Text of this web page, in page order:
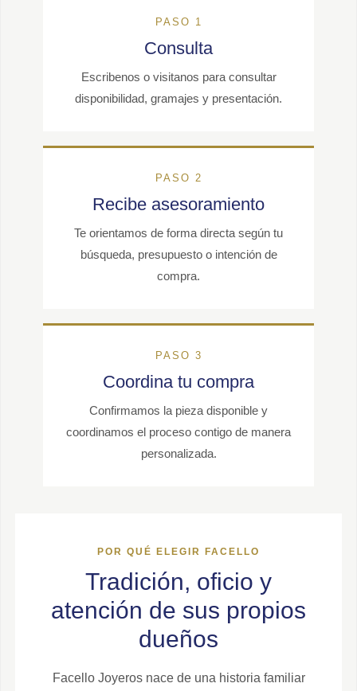
PASO 1
Consulta
Escribenos o visitanos para consultar
disponibilidad, gramajes y presentación.
PASO 2
Recibe asesoramiento
Te orientamos de forma directa según tu
búsqueda, presupuesto o intención de
compra.
PASO 3
Coordina tu compra
Confirmamos la pieza disponible y
coordinamos el proceso contigo de manera
personalizada.
POR QUÉ ELEGIR FACELLO
Tradición, oficio y
atención de sus propios
dueños
Facello Joyeros nace de una historia familiar